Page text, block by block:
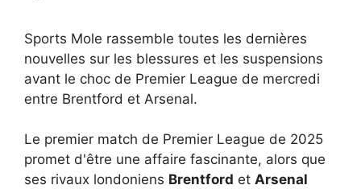
Sports Mole rassemble toutes les dernières
nouvelles sur les blessures et les suspensions
avant le choc de Premier League de mercredi
entre Brentford et Arsenal.
Le premier match de Premier League de 2025
promet d'être une affaire fascinante, alors que
ses rivaux londoniens Brentford et Arsenal